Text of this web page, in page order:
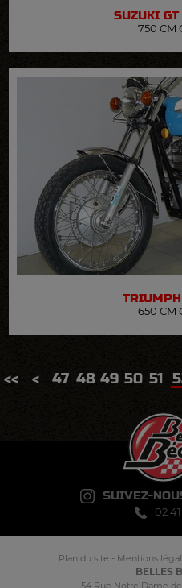
SUZUKI
750 CM
TRIUMPH
650 CM
VOIR LA
<< < 47 48 49 50 51
SUIVEZ-
02
Plan du site - Mentions
BELLES
54 Rue Notre Dame